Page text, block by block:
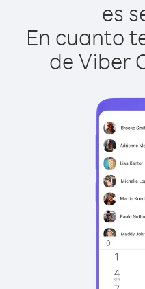
es
En cuanto
de Viber